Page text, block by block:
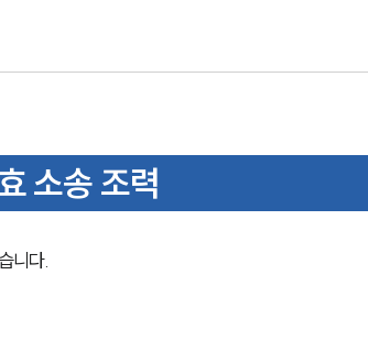
소송 조력
니다.